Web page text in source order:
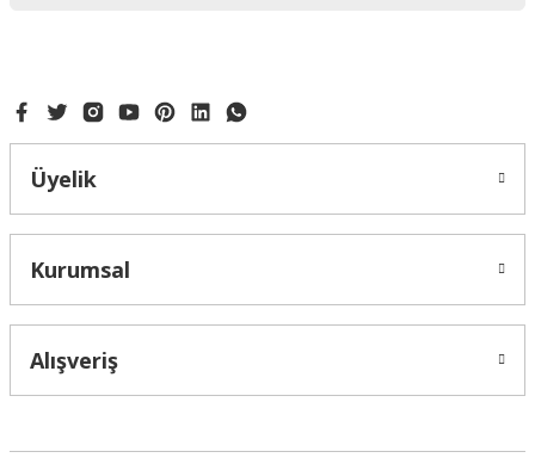
Üyelik
Kurumsal
Alışveriş